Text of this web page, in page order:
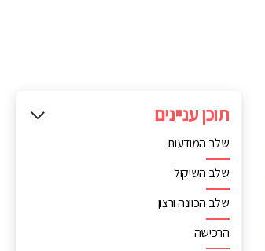
תוכן עניינים
שלב המודעות
שלב השיקול
שלב הכוונה ורצון
הרכישה